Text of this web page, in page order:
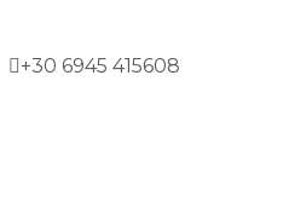
+30 6945 415608